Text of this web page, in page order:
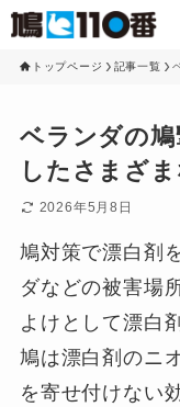
トップページ 記事一覧
ベランダの
したさまざ
2026年5月8日
鳩対策で漂白剤
ダなどの被害場
よけとして漂白
鳩は漂白剤のニ
を寄せ付けない